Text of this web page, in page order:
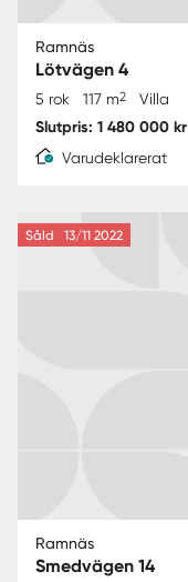
Ramnäs
Lötvägen 4
5 rok 117 m2 Villa
Slutpris: 1 480 000 kr
Varudeklarerat
Såld 13/11 2022
Ramnäs
Smedvägen 14